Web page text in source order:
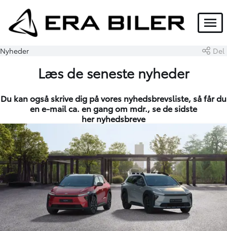
Menu
Nyheder Del
Læs de seneste nyheder
Du kan også skrive dig på vores nyhedsbrevsliste, så får du
en e-mail ca. en gang om mdr., se de sidste
hernyhedsbreve